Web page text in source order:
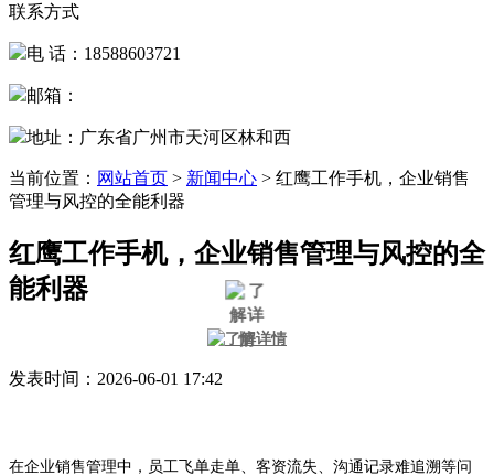
联系方式
电 话：18588603721
邮箱：
地址：广东省广州市天河区林和西
当前位置： 网站首页 > 新闻中心 > 红鹰工作手机，企业销售
管理与风控的全能利器
红鹰工作手机，企业销售管理与风控的全
能利器
发表时间：2026-06-01 17:42
在企业销售管理中，员工飞单走单、客资流失、沟通记录难追溯等问